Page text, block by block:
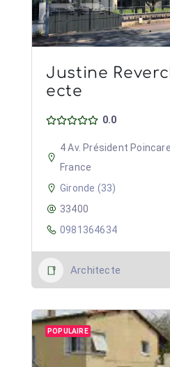
Justine
ecte
0.0
4 Av. Président
France
Gironde (33)
33400
0981364634
Architecte
POPULAIRE